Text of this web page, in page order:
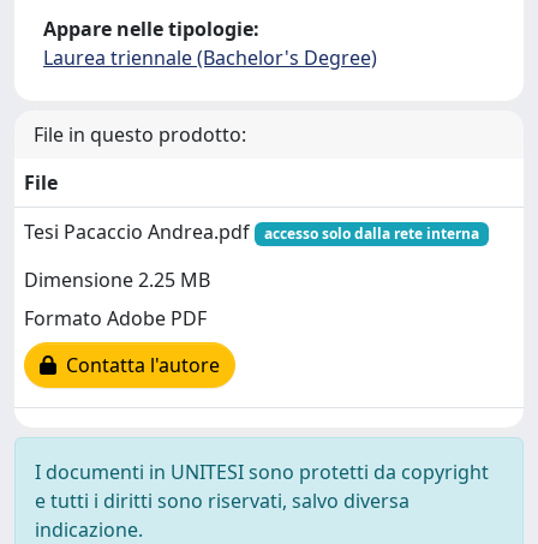
Appare nelle tipologie:
Laurea triennale (Bachelor's Degree)
File in questo prodotto:
File
Tesi Pacaccio Andrea.pdf
accesso solo dalla rete interna
Dimensione 2.25 MB
Formato Adobe PDF
Contatta l'autore
I documenti in UNITESI sono protetti da copyright
e tutti i diritti sono riservati, salvo diversa
indicazione.